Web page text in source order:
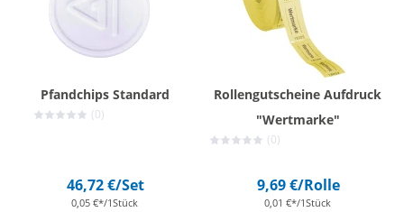
Pfandchips Standard
(0)
46,72 €/Set
0,05 €*/1Stück
Rollengutscheine Aufdruck
"Wertmarke"
(0)
9,69 €/Rolle
0,01 €*/1Stück